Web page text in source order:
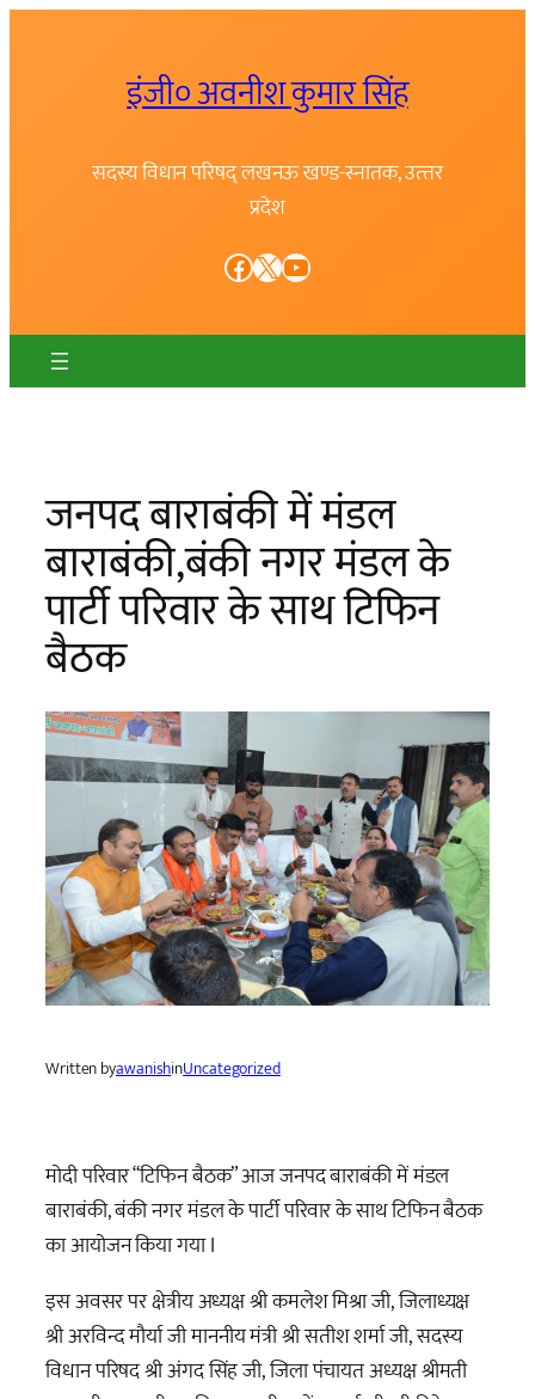
इंजी० अवनीश कुमार सिंह
सदस्य विधान परिषद् लखनऊ खण्ड-स्नातक, उत्त्तर
प्रदेश
Facebook X YouTube
जनपद बाराबंकी में मंडल
बाराबंकी,बंकी नगर मंडल के
पार्टी परिवार के साथ टिफिन
बैठक
Written byawanishinUncategorized
मोदी परिवार “टिफिन बैठक” आज जनपद बाराबंकी में मंडल
बाराबंकी, बंकी नगर मंडल के पार्टी परिवार के साथ टिफिन बैठक
का आयोजन किया गया I
इस अवसर पर क्षेत्रीय अध्यक्ष श्री कमलेश मिश्रा जी, जिलाध्यक्ष
श्री अरविन्द मौर्या जी माननीय मंत्री श्री सतीश शर्मा जी, सदस्य
विधान परिषद श्री अंगद सिंह जी, जिला पंचायत अध्यक्ष श्रीमती